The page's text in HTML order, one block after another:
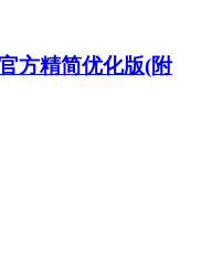
方精简优化版(附